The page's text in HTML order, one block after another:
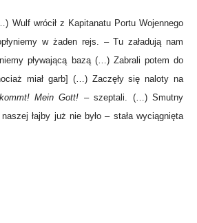
Wulf wrócił z Kapitanatu Portu Wojennego
w żaden rejs. – Tu załadują nam
pływającą bazą (…) Zabrali potem do
miał garb] (…) Zaczęły się naloty na
Mein Gott! – szeptali. (…) Smutny
łajby już nie było – stała wyciągnięta